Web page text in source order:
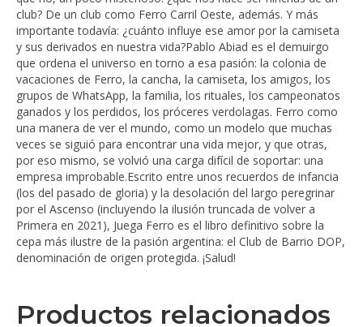
club? De un club como Ferro Carril Oeste, además. Y más
importante todavía: ¿cuánto influye ese amor por la camiseta
y sus derivados en nuestra vida?Pablo Abiad es el demuirgo
que ordena el universo en torno a esa pasión: la colonia de
vacaciones de Ferro, la cancha, la camiseta, los amigos, los
grupos de WhatsApp, la familia, los rituales, los campeonatos
ganados y los perdidos, los próceres verdolagas. Ferro como
una manera de ver el mundo, como un modelo que muchas
veces se siguió para encontrar una vida mejor, y que otras,
por eso mismo, se volvió una carga difícil de soportar: una
empresa improbable.Escrito entre unos recuerdos de infancia
(los del pasado de gloria) y la desolación del largo peregrinar
por el Ascenso (incluyendo la ilusión truncada de volver a
Primera en 2021), Juega Ferro es el libro definitivo sobre la
cepa más ilustre de la pasión argentina: el Club de Barrio DOP,
denominación de origen protegida. ¡Salud!
Productos relacionados